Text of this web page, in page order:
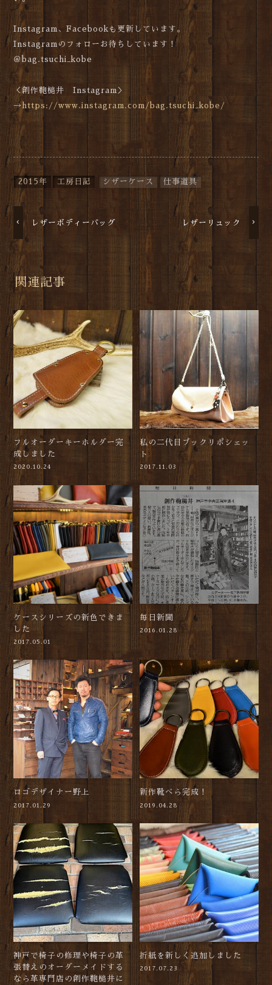
Instagram、Facebookも更新しています。
Instagramのフォローお待ちしています！
＠bag.tsuchi_kobe
＜創作鞄槌井 Instagram＞
→ https://www.instagram.com/bag.tsuchi_kobe/
2015年 工房日記 シザーケース 仕事道具
レザーボディーバッグ レザーリュック
関連記事
フルオーダーキーホルダー完
成しました
2020.10.24
私の二代目プックリポシェッ
ト
2017.11.03
ケースシリーズの新色できま
した
2017.05.01
毎日新聞
2016.01.28
ロゴデザイナー野上
2017.01.29
新作靴べら完成！
2019.04.28
神戸で椅子の修理や椅子の革
張替えのオーダーメイドする
なら革専門店の創作鞄槌井に
折紙を新しく追加しました
2017.07.23